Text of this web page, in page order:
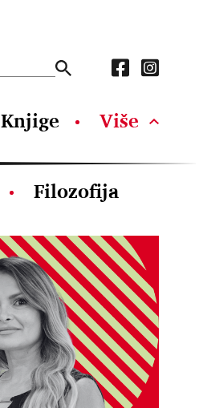
Knjige Više
Filozofija